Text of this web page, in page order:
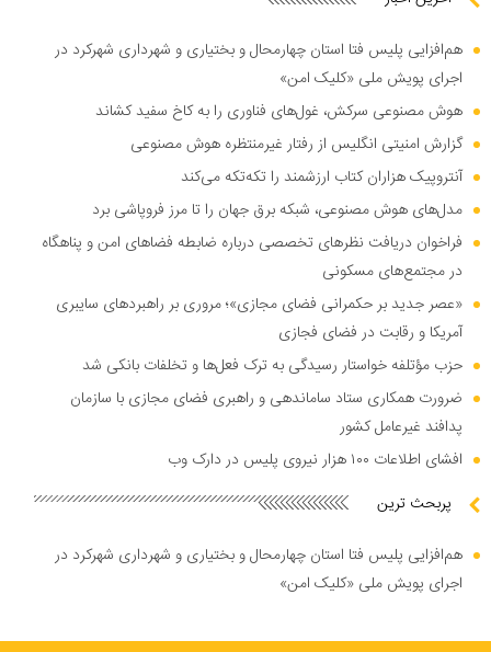
هم‌افزایی پلیس فتا استان چهارمحال و بختیاری و شهرداری شهرکرد در
اجرای پویش ملی «کلیک امن»
هوش مصنوعی سرکش، غول‌های فناوری را به کاخ سفید کشاند
گزارش امنیتی انگلیس از رفتار غیرمنتظره هوش مصنوعی
آنتروپیک هزاران کتاب ارزشمند را تکه‌تکه می‌کند
مدل‌های هوش مصنوعی، شبکه برق جهان را تا مرز فروپاشی برد
فراخوان دریافت نظر‌های تخصصی درباره ضابطه فضا‌های امن و پناهگاه
در مجتمع‌های مسکونی
«عصر جدید بر حکمرانی فضای مجازی»؛ مروری بر راهبرد‌های سایبری
آمریکا و رقابت در فضای فجازی
حزب مؤتلفه خواستار رسیدگی به ترک فعل‌ها و تخلفات بانکی شد
ضرورت همکاری ستاد ساماندهی و راهبری فضای مجازی با سازمان
پدافند غیرعامل کشور
افشای اطلاعات ۱۰۰ هزار نیروی پلیس در دارک وب
پربحث ترین
هم‌افزایی پلیس فتا استان چهارمحال و بختیاری و شهرداری شهرکرد در
اجرای پویش ملی «کلیک امن»